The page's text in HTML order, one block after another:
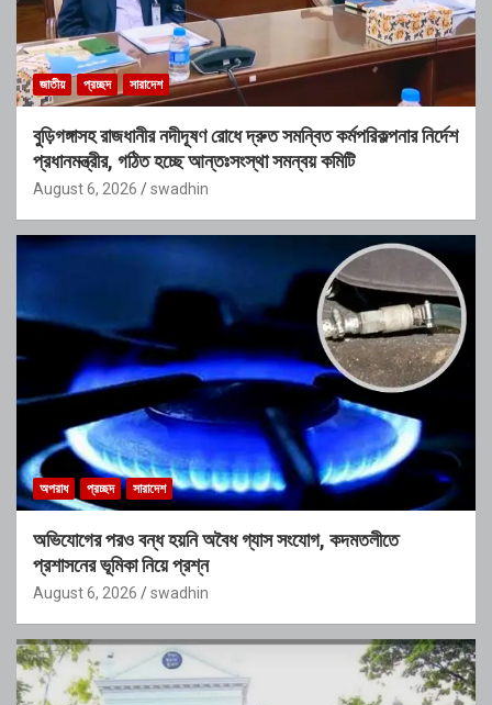
জাতীয় প্রচ্ছদ সারাদেশ
বুড়িগঙ্গাসহ রাজধানীর নদীদূষণ রোধে দ্রুত সমন্বিত কর্মপরিকল্পনার নির্দেশ
প্রধানমন্ত্রীর, গঠিত হচ্ছে আন্তঃসংস্থা সমন্বয় কমিটি
August 6, 2026 swadhin
অপরাধ প্রচ্ছদ সারাদেশ
অভিযোগের পরও বন্ধ হয়নি অবৈধ গ্যাস সংযোগ, কদমতলীতে
প্রশাসনের ভূমিকা নিয়ে প্রশ্ন
August 6, 2026 swadhin